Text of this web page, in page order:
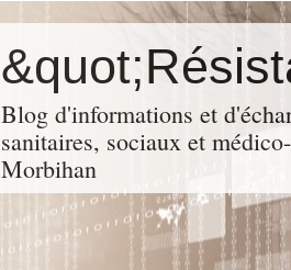
Blog d'informations et
sanitaires, sociaux et
Morbihan